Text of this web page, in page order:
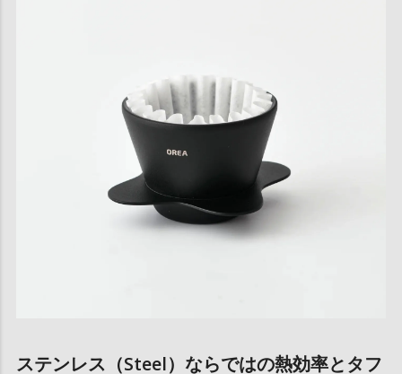
ステンレス（Steel）ならではの熱効率とタフ